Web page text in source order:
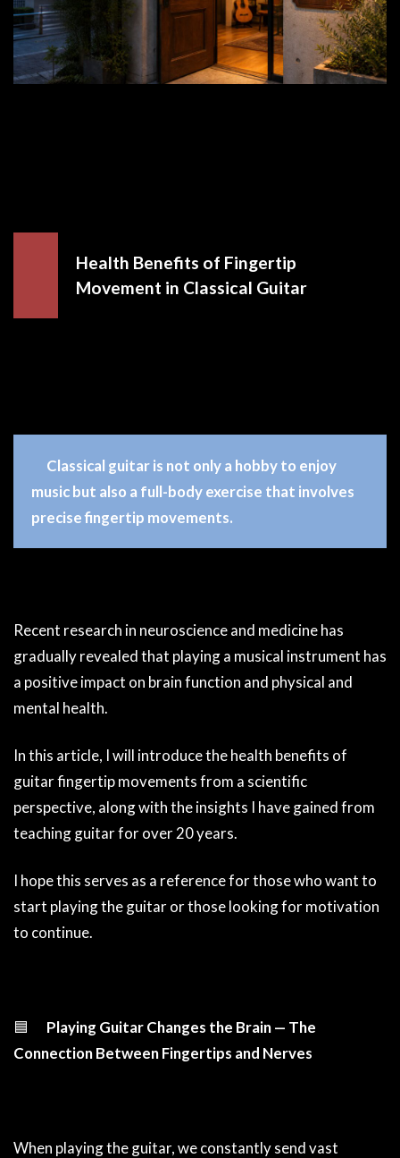
Health Benefits of Fingertip
Movement in Classical Guitar
Classical guitar is not only a hobby to enjoy
music but also a full-body exercise that involves
precise fingertip movements.
Recent research in neuroscience and medicine has
gradually revealed that playing a musical instrument has
a positive impact on brain function and physical and
mental health.
In this article, I will introduce the health benefits of
guitar fingertip movements from a scientific
perspective, along with the insights I have gained from
teaching guitar for over 20 years.
I hope this serves as a reference for those who want to
start playing the guitar or those looking for motivation
to continue.
🟦 Playing Guitar Changes the Brain — The
Connection Between Fingertips and Nerves
When playing the guitar, we constantly send vast